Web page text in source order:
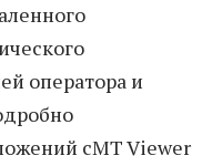
оператора и
cMT Viewer